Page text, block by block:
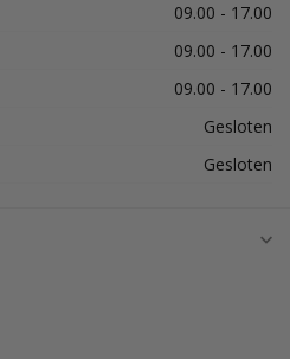
09.00 - 17.00
09.00 - 17.00
09.00 - 17.00
Gesloten
Gesloten